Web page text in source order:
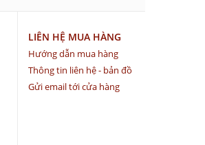
LIÊN HỆ MUA HÀNG
Hướng dẫn mua hàng
Thông tin liên hệ - bản đồ
Gửi email tới cửa hàng